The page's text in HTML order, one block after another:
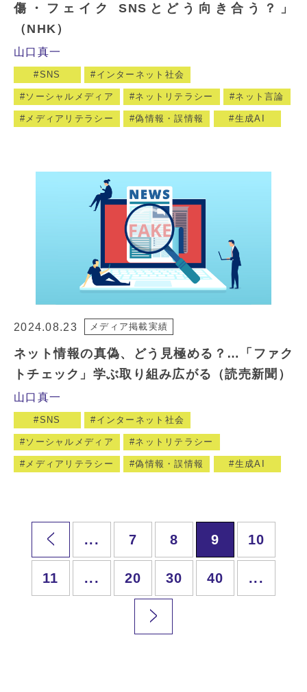
傷・フェイク SNSとどう向き合う？」
（NHK）
山口真一
SNS インターネット社会
ソーシャルメディア ネットリテラシー ネット言論
メディアリテラシー 偽情報・誤情報 生成AI
2024.08.23 メディア掲載実績
ネット情報の真偽、どう見極める？…「ファク
トチェック」学ぶ取り組み広がる（読売新聞）
山口真一
SNS インターネット社会
ソーシャルメディア ネットリテラシー
メディアリテラシー 偽情報・誤情報 生成AI
... 7 8 9 10
11 ... 20 30 40 ...